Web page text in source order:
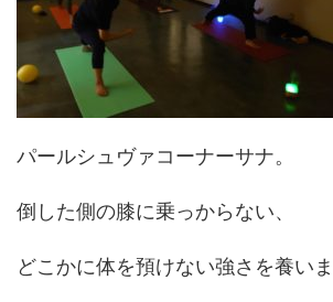
パールシュヴァコーナーサナ。
倒した側の膝に乗っからない、
どこかに体を預けない強さを養いま